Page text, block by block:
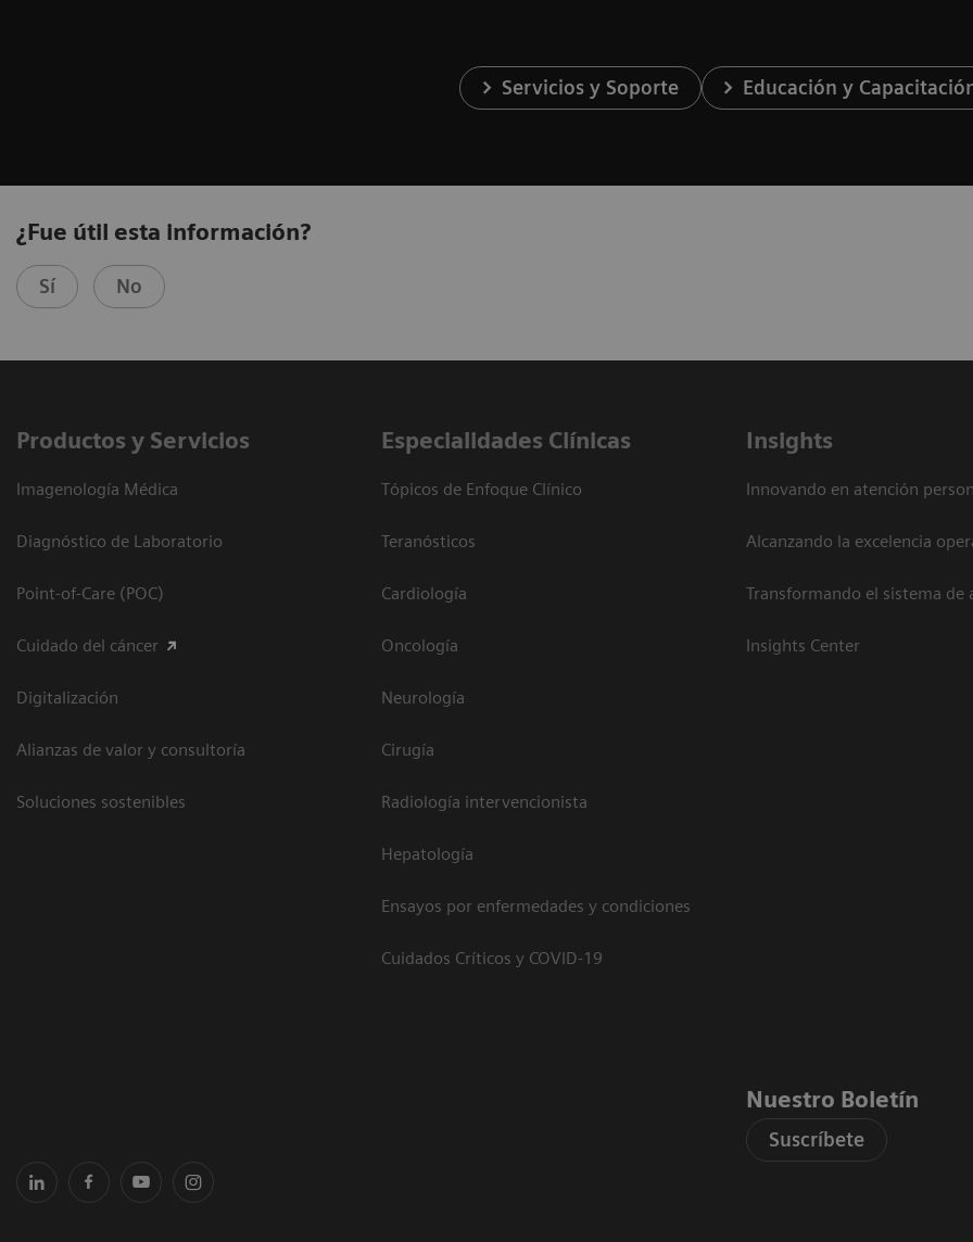
Servicios y Soporte Educación y
¿Fue útil esta información?
Sí No
Productos y Servicios
Imagenología Médica
Diagnóstico de Laboratorio
Point-of-Care (POC)
Cuidado del cáncer
Digitalización
Alianzas de valor y consultoría
Soluciones sostenibles
Especialidades Clínicas
Tópicos de Enfoque Clínico
Teranósticos
Cardiología
Oncología
Neurología
Cirugía
Radiología intervencionista
Hepatología
Ensayos por enfermedades y condiciones
Cuidados Críticos y COVID-19
Insights
Innovando en atención
Alcanzando la excelencia
Transformando el sistema de
Insights Center
Nuestro Boletín
Suscríbete